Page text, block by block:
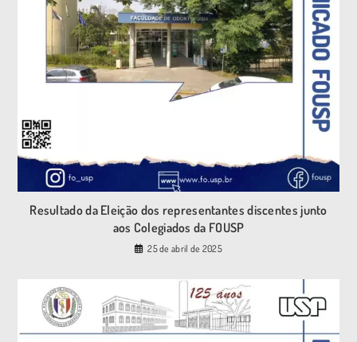
Resultado da Eleição dos representantes discentes junto
aos Colegiados da FOUSP
25 de abril de 2025